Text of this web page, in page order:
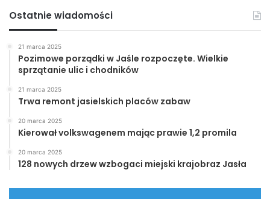
Ostatnie wiadomości
21 marca 2025
Pozimowe porządki w Jaśle rozpoczęte. Wielkie
sprzątanie ulic i chodników
21 marca 2025
Trwa remont jasielskich placów zabaw
20 marca 2025
Kierował volkswagenem mając prawie 1,2 promila
20 marca 2025
128 nowych drzew wzbogaci miejski krajobraz Jasła